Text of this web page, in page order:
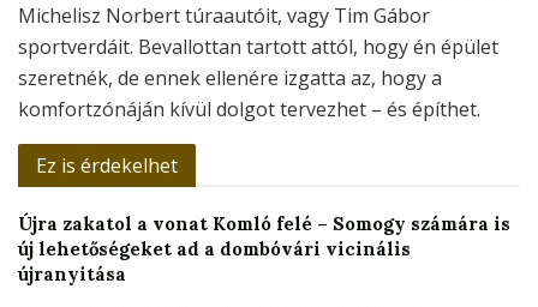
Michelisz Norbert túraautóit, vagy Tim Gábor
sportverdáit. Bevallottan tartott attól, hogy én épület
szeretnék, de ennek ellenére izgatta az, hogy a
komfortzónáján kívül dolgot tervezhet – és építhet.
Ez is érdekelhet
Újra zakatol a vonat Komló felé – Somogy számára is
új lehetőségeket ad a dombóvári vicinális
újranyitása